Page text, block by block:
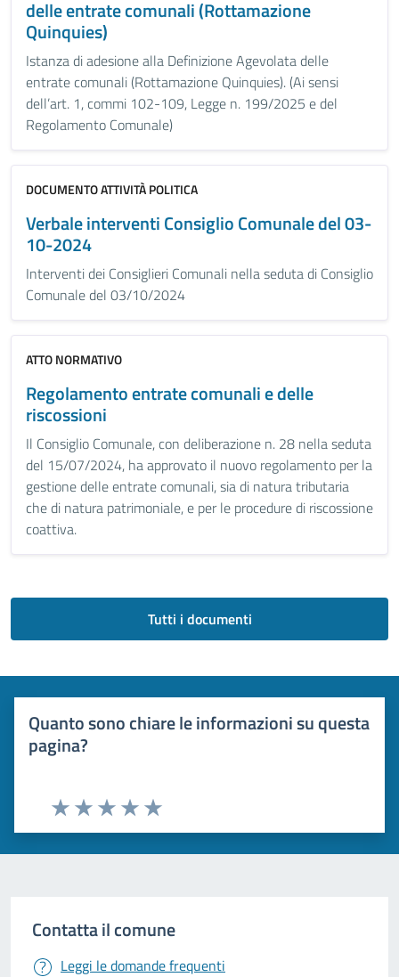
delle entrate comunali (Rottamazione
Quinquies)
Istanza di adesione alla Definizione Agevolata delle
entrate comunali (Rottamazione Quinquies). (Ai sensi
dell’art. 1, commi 102-109, Legge n. 199/2025 e del
Regolamento Comunale)
DOCUMENTO ATTIVITÀ POLITICA
Verbale interventi Consiglio Comunale del 03-
10-2024
Interventi dei Consiglieri Comunali nella seduta di Consiglio
Comunale del 03/10/2024
ATTO NORMATIVO
Regolamento entrate comunali e delle
riscossioni
Il Consiglio Comunale, con deliberazione n. 28 nella seduta
del 15/07/2024, ha approvato il nuovo regolamento per la
gestione delle entrate comunali, sia di natura tributaria
che di natura patrimoniale, e per le procedure di riscossione
coattiva.
Tutti i documenti
Quanto sono chiare le informazioni su questa
pagina?
Valuta 5 stelle su 5
Valuta 4 stelle su 5
Valuta 3 stelle su 5
Valuta 2 stelle su 5
Valuta 1 stelle su 5
Contatta il comune
Leggi le domande frequenti